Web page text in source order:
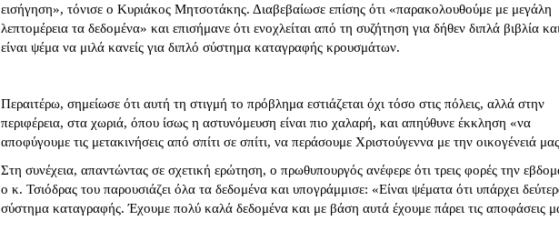
εισήγηση», τόνισε ο Κυριάκος Μητσοτάκης. Διαβεβαίωσε επίσης ότι «παρακολουθούμε με μεγάλη
λεπτομέρεια τα δεδομένα» και επισήμανε ότι ενοχλείται από τη συζήτηση για δήθεν διπλά βιβλία
είναι ψέμα να μιλά κανείς για διπλό σύστημα καταγραφής κρουσμάτων.
Περαιτέρω, σημείωσε ότι αυτή τη στιγμή το πρόβλημα εστιάζεται όχι τόσο στις πόλεις, αλλά στην
περιφέρεια, στα χωριά, όπου ίσως η αστυνόμευση είναι πιο χαλαρή, και απηύθυνε έκκληση «να
αποφύγουμε τις μετακινήσεις από σπίτι σε σπίτι, να περάσουμε Χριστούγεννα με την οικογένειά
Στη συνέχεια, απαντώντας σε σχετική ερώτηση, ο πρωθυπουργός ανέφερε ότι τρεις φορές την
ο κ. Τσιόδρας του παρουσιάζει όλα τα δεδομένα και υπογράμμισε: «Είναι ψέματα ότι υπάρχει
σύστημα καταγραφής. Έχουμε πολύ καλά δεδομένα και με βάση αυτά έχουμε πάρει τις αποφάσεις